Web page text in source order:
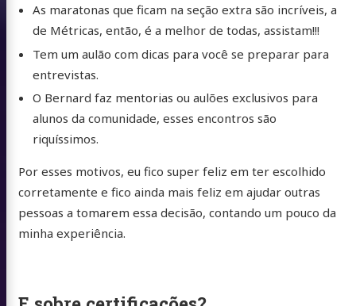
As maratonas que ficam na seção extra são incríveis, a
de Métricas, então, é a melhor de todas, assistam!!!
Tem um aulão com dicas para você se preparar para
entrevistas.
O Bernard faz mentorias ou aulões exclusivos para
alunos da comunidade, esses encontros são
riquíssimos.
Por esses motivos, eu fico super feliz em ter escolhido
corretamente e fico ainda mais feliz em ajudar outras
pessoas a tomarem essa decisão, contando um pouco da
minha experiência.